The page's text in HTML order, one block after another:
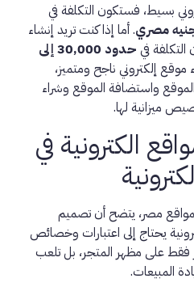
بسيط، فستكون التكلفة في
. أما إذا كنت تريد إنشاء
في
حدود 30,000 إلى
موقع إلكتروني ناجح ومتميز،
واستضافة الموقع وشراء
ميزانية لها.
الكترونية في
مصر، يتضح أن تصميم
يحتاج إلى اعتبارات وخصائص
فقط على مظهر المتجر، بل تلعب
المبيعات.